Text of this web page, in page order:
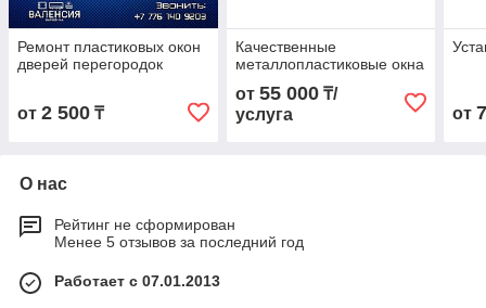
Ремонт пластиковых окон
дверей перегородок
от 2 500 ₸
Качественные
металлопластиковые окна
от 55 000₸/
услуга
от
О нас
Рейтинг не сформирован
Менее 5 отзывов за последний год
Работает с 07.01.2013